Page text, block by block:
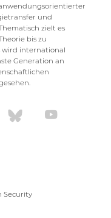
und
zielt es
bis zu
wird international
Generation an
Security